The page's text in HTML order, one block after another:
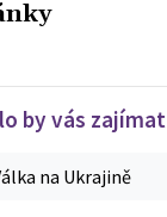
by vás zajímat
na Ukrajině